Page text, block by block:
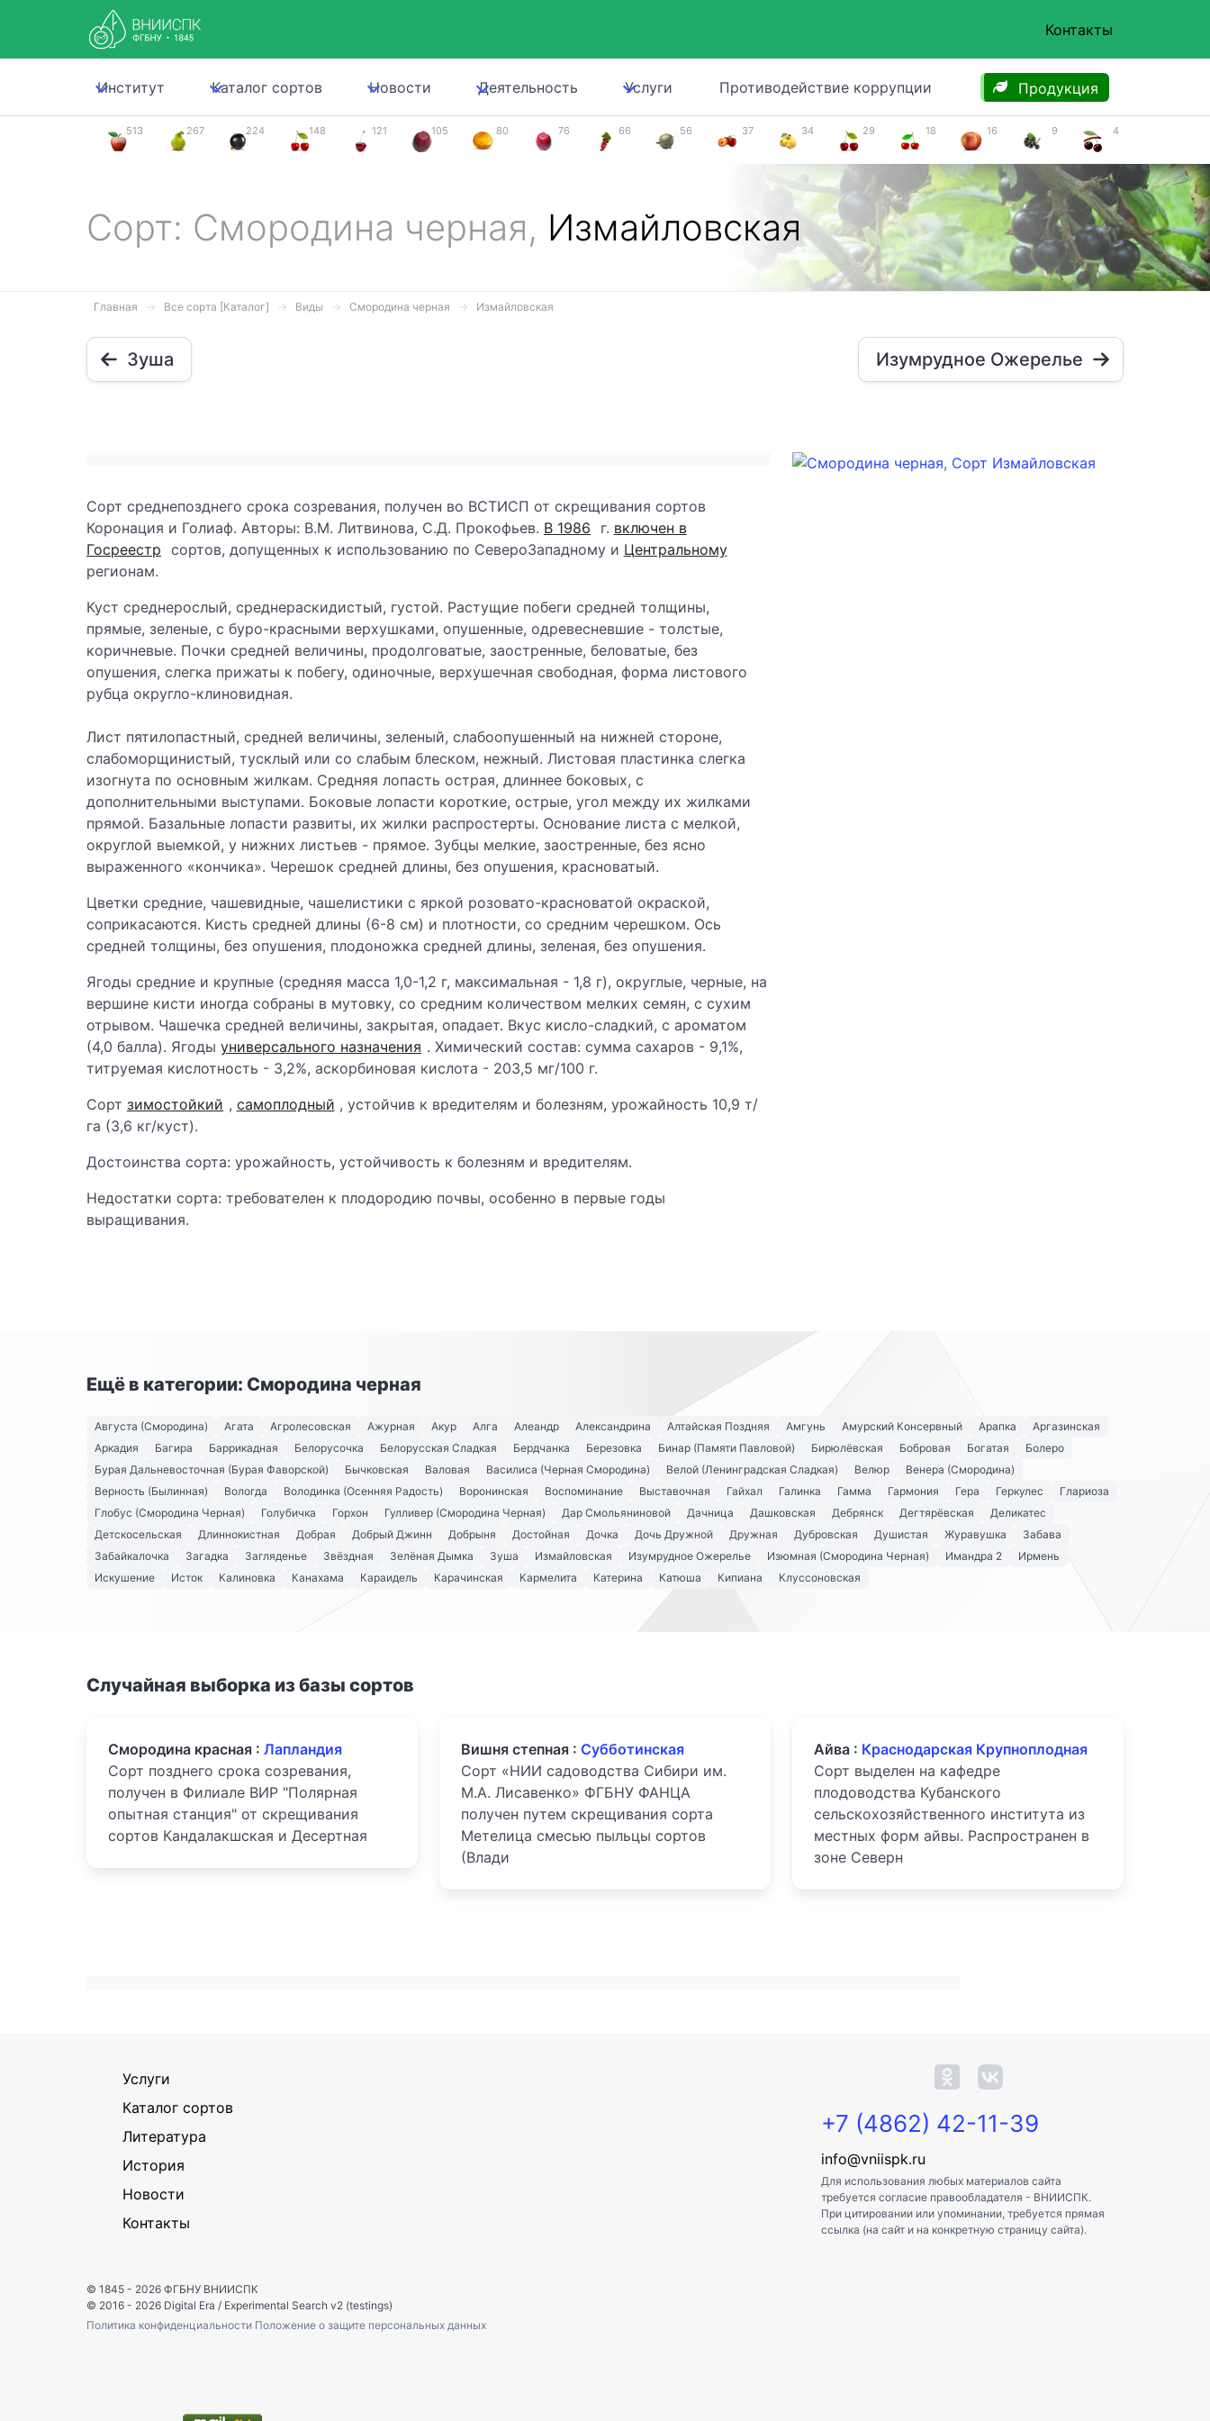
Контакты
Институт Каталог сортов Новости Деятельность Услуги Противодействие коррупции Продукция
513 267 224 148 121 105 80 76 66 56 37 34 29 18 16 9 4
Сорт: Смородина черная, Измайловская
Главная Все сорта [Каталог] Виды Смородина черная Измайловская
Зуша Изумрудное Ожерелье
Сорт среднепозднего срока созревания, получен во ВСТИСП от скрещивания сортов
Коронация и Голиаф. Авторы: В.М. Литвинова, С.Д. Прокофьев. В 1986 г. включен в
Госреестр сортов, допущенных к использованию по СевероЗападному и Центральному
регионам.
Куст среднерослый, среднераскидистый, густой. Растущие побеги средней толщины,
прямые, зеленые, с буро-красными верхушками, опушенные, одревесневшие - толстые,
коричневые. Почки средней величины, продолговатые, заостренные, беловатые, без
опушения, слегка прижаты к побегу, одиночные, верхушечная свободная, форма листового
рубца округло-клиновидная.
Лист пятилопастный, средней величины, зеленый, слабоопушенный на нижней стороне,
слабоморщинистый, тусклый или со слабым блеском, нежный. Листовая пластинка слегка
изогнута по основным жилкам. Средняя лопасть острая, длиннее боковых, с
дополнительными выступами. Боковые лопасти короткие, острые, угол между их жилками
прямой. Базальные лопасти развиты, их жилки распростерты. Основание листа с мелкой,
округлой выемкой, у нижних листьев - прямое. Зубцы мелкие, заостренные, без ясно
выраженного «кончика». Черешок средней длины, без опушения, красноватый.
Цветки средние, чашевидные, чашелистики с яркой розовато-красноватой окраской,
соприкасаются. Кисть средней длины (6-8 см) и плотности, со средним черешком. Ось
средней толщины, без опушения, плодоножка средней длины, зеленая, без опушения.
Ягоды средние и крупные (средняя масса 1,0-1,2 г, максимальная - 1,8 г), округлые, черные, на
вершине кисти иногда собраны в мутовку, со средним количеством мелких семян, с сухим
отрывом. Чашечка средней величины, закрытая, опадает. Вкус кисло-сладкий, с ароматом
(4,0 балла). Ягоды универсального назначения . Химический состав: сумма сахаров - 9,1%,
титруемая кислотность - 3,2%, аскорбиновая кислота - 203,5 мг/100 г.
Сорт зимостойкий , самоплодный , устойчив к вредителям и болезням, урожайность 10,9 т/
га (3,6 кг/куст).
Достоинства сорта: урожайность, устойчивость к болезням и вредителям.
Недостатки сорта: требователен к плодородию почвы, особенно в первые годы
выращивания.
Ещё в категории: Смородина черная
Августа (Смородина) Агата Агролесовская Ажурная Акур Алга Алеандр Александрина Алтайская Поздняя Амгунь Амурский Консервный Арапка
Аргазинская
Аркадия
Багира Баррикадная Белорусочка Белорусская Сладкая Бердчанка Березовка Бинар (Памяти Павловой) Бирюлёвская Бобровая Богатая
Болеро
Бурая Дальневосточная (Бурая Фаворской)
Бычковская Валовая Василиса (Черная Смородина) Велой (Ленинградская Сладкая) Велюр
Венера (Смородина)
Верность (Былинная)
Вологда Володинка (Осенняя Радость) Воронинская Воспоминание Выставочная Гайхал Галинка Гамма Гармония Гера Геркулес
Глариоза
Глобус (Смородина Черная)
Голубичка Горхон Гулливер (Смородина Черная) Дар Смольяниновой Дачница Дашковская Дебрянск Дегтярёвская
Деликатес
Детскосельская
Длиннокистная Добрая Добрый Джинн Добрыня Достойная Дочка Дочь Дружной Дружная Дубровская Душистая Журавушка
Забава
Забайкалочка
Загадка Загляденье Звёздная Зелёная Дымка Зуша Измайловская Изумрудное Ожерелье Изюмная (Смородина Черная) Имандра 2
Ирмень
Искушение
Исток Калиновка Канахама Караидель Карачинская Кармелита Катерина Катюша Кипиана Клуссоновская
Случайная выборка из базы сортов
Смородина красная : Лапландия
Сорт позднего срока созревания,
получен в Филиале ВИР "Полярная
опытная станция" от скрещивания
сортов Кандалакшская и Десертная
Вишня степная : Субботинская
Сорт «НИИ садоводства Сибири им.
М.А. Лисавенко» ФГБНУ ФАНЦА
получен путем скрещивания сорта
Метелица смесью пыльцы сортов
(Влади
Айва : Краснодарская Крупноплодная
Сорт выделен на кафедре
плодоводства Кубанского
сельскохозяйственного института из
местных форм айвы. Распространен в
зоне Северн
Услуги
Каталог сортов
Литература
История
Новости
Контакты
+7 (4862) 42-11-39
info@vniispk.ru
Для использования любых материалов сайта
требуется согласие правообладателя - ВНИИСПК.
При цитировании или упоминании, требуется прямая
ссылка (на сайт и на конкретную страницу сайта).
© 1845 - 2026 ФГБНУ ВНИИСПК
© 2016 - 2026 Digital Era / Experimental Search v2 (testings)
Политика конфиденциальности Положение о защите персональных данных